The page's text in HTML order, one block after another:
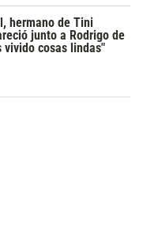
hermano de Tini
junto a Rodrigo de
vivido cosas lindas"